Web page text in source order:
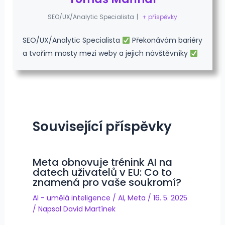
SEO/UX/Analytic Specialista | + příspěvky
SEO/UX/Analytic Specialista
Překonávám bariéry
a tvořím mosty mezi weby a jejich návštěvníky
Související příspěvky
Meta obnovuje trénink AI na
datech uživatelů v EU: Co to
znamená pro vaše soukromí?
AI - umělá inteligence / AI, Meta / 16. 5. 2025
/ Napsal David Martínek